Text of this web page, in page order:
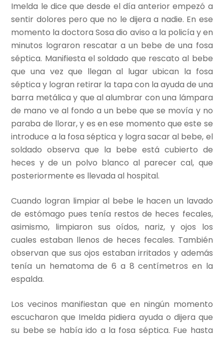
Imelda le dice que desde el día anterior empezó a
sentir dolores pero que no le dijera a nadie. En ese
momento la doctora Sosa dio aviso a la policía y en
minutos lograron rescatar a un bebe de una fosa
séptica. Manifiesta el soldado que rescato al bebe
que una vez que llegan al lugar ubican la fosa
séptica y logran retirar la tapa con la ayuda de una
barra metálica y que al alumbrar con una lámpara
de mano ve al fondo a un bebe que se movía y no
paraba de llorar, y es en ese momento que este se
introduce a la fosa séptica y logra sacar al bebe, el
soldado observa que la bebe está cubierto de
heces y de un polvo blanco al parecer cal, que
posteriormente es llevada al hospital.
Cuando logran limpiar al bebe le hacen un lavado
de estómago pues tenía restos de heces fecales,
asimismo, limpiaron sus oídos, nariz, y ojos los
cuales estaban llenos de heces fecales. También
observan que sus ojos estaban irritados y además
tenía un hematoma de 6 a 8 centímetros en la
espalda.
Los vecinos manifiestan que en ningún momento
escucharon que Imelda pidiera ayuda o dijera que
su bebe se había ido a la fosa séptica. Fue hasta